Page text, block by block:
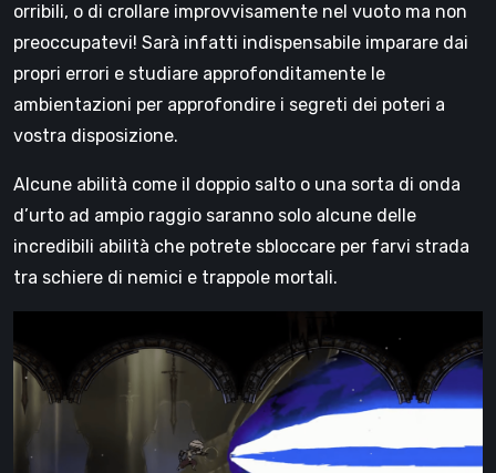
orribili, o di crollare improvvisamente nel vuoto ma non
preoccupatevi! Sarà infatti indispensabile imparare dai
propri errori e studiare approfonditamente le
ambientazioni per approfondire i segreti dei poteri a
vostra disposizione.
Alcune abilità come il doppio salto o una sorta di onda
d’urto ad ampio raggio saranno solo alcune delle
incredibili abilità che potrete sbloccare per farvi strada
tra schiere di nemici e trappole mortali.